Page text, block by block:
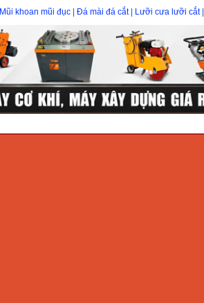
Mũi khoan mũi đục Đá mài đá cắt| Lưỡi cưa lưỡi cắt